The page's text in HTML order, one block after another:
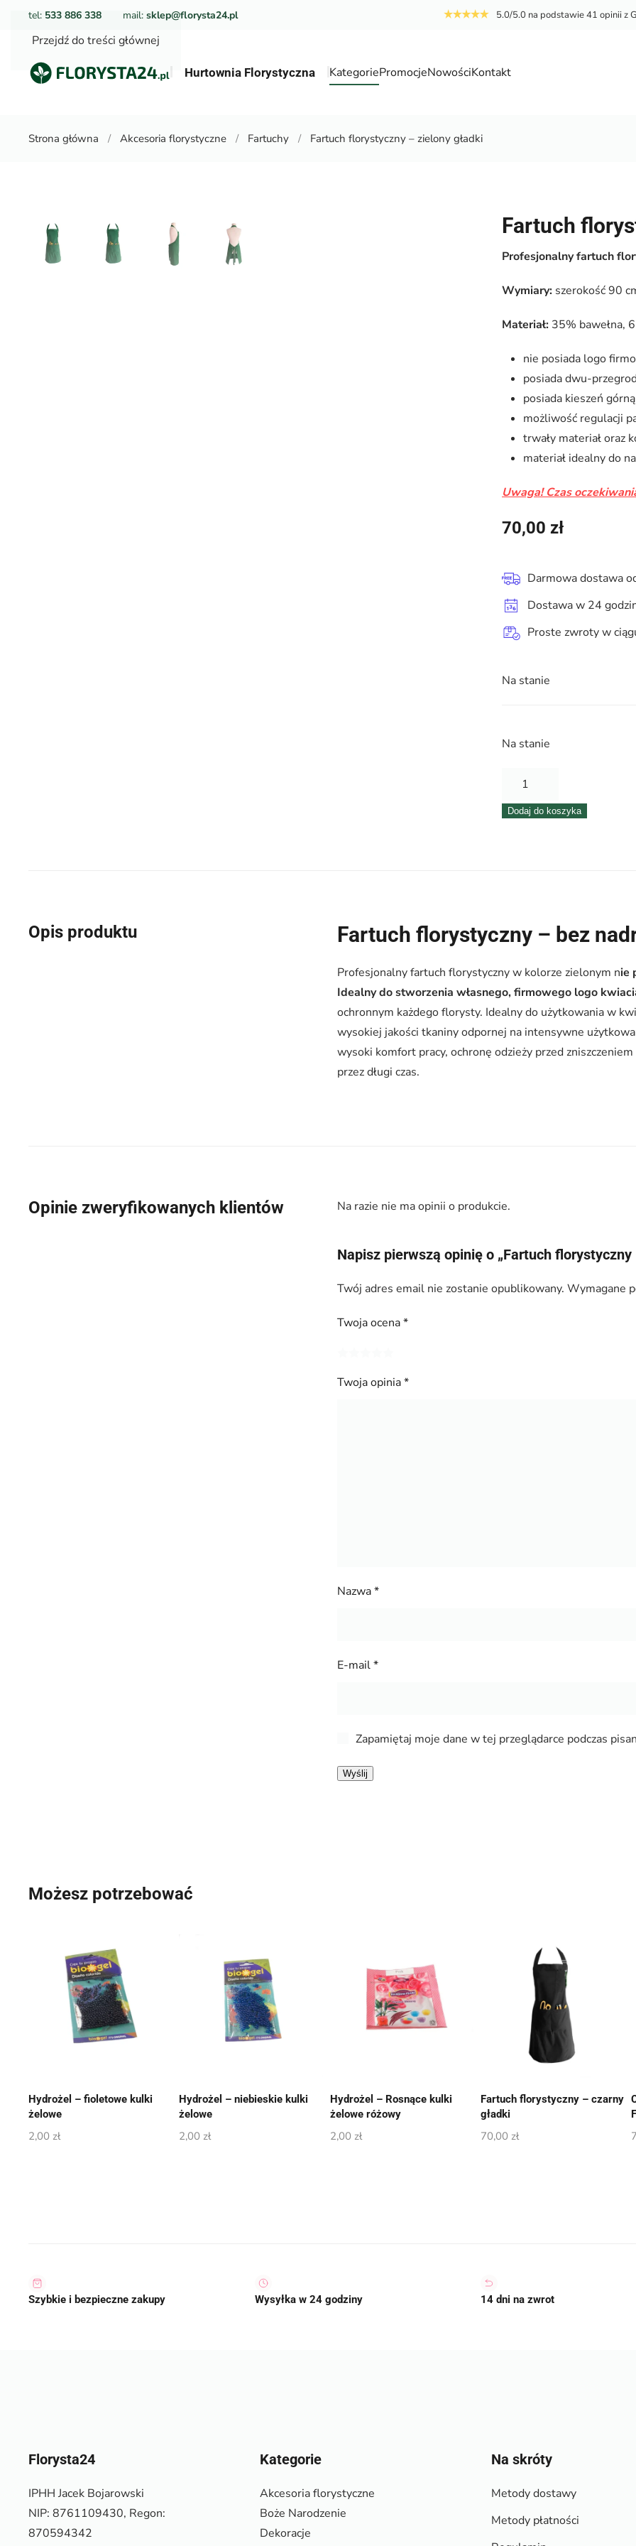
Przejdź do treści głównej
tel: 533 886 338 mail: sklep@florysta24.pl 5.0/5.0 na podstawie 41 opinii z
Hurtownia Florystyczna KategoriePromocjeNowościKontakt
Strona główna Akcesoria florystyczne Fartuchy Fartuch florystyczny – zielony gładki
Fartuch
Profesjonalny fartuch
Wymiary: szerokość 90
Materiał: 35% bawełna,
nie posiada logo
posiada dwu-
posiada kieszeń
możliwość regulacji
trwały materiał oraz
materiał idealny do
Uwaga! Czas
70,00 zł
Darmowa dostawa
Dostawa w 24
Proste zwroty w
Na stanie
Na stanie
ilość
florystyczny
Dodaj do koszyka
Opis produktu Fartuch florystyczny – bez
Profesjonalny fartuch florystyczny w kolorze zielonym nie
Idealny do stworzenia własnego, firmowego logo
ochronnym każdego florysty. Idealny do użytkowania w
wysokiej jakości tkaniny odpornej na intensywne
wysoki komfort pracy, ochronę odzieży przed
przez długi czas.
Opinie zweryfikowanych klientów Na razie nie ma opinii o produkcie.
Napisz pierwszą opinię o „Fartuch florystyczny
Twój adres email nie zostanie opublikowany. Wymagane
Twoja ocena*
Twoja opinia*
Nazwa*
E-mail*
Zapamiętaj moje dane w tej przeglądarce podczas
Możesz potrzebować
Hydrożel – fioletowe kulki
żelowe
2,00 zł
Hydrożel – niebieskie kulki
żelowe
2,00 zł
Hydrożel – Rosnące kulki
żelowe różowy
2,00 zł
Fartuch florystyczny – czarny
gładki
70,00 zł
Szybkie i bezpieczne zakupy Wysyłka w 24 godziny 14 dni na zwrot
Florysta24
IPHH Jacek Bojarowski
NIP: 8761109430, Regon:
870594342
Kategorie
Akcesoria florystyczne
Boże Narodzenie
Dekoracje
Na skróty
Metody dostawy
Metody płatności